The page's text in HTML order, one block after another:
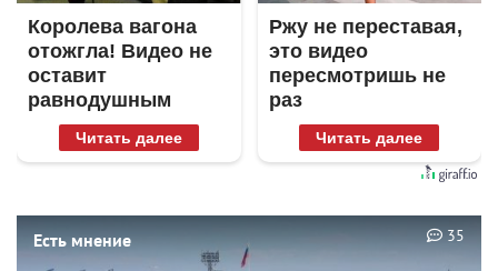
Королева вагона
отожгла! Видео не
оставит
равнодушным
Читать далее
Ржу не переставая,
это видео
пересмотришь не
раз
Читать далее
Есть мнение 35